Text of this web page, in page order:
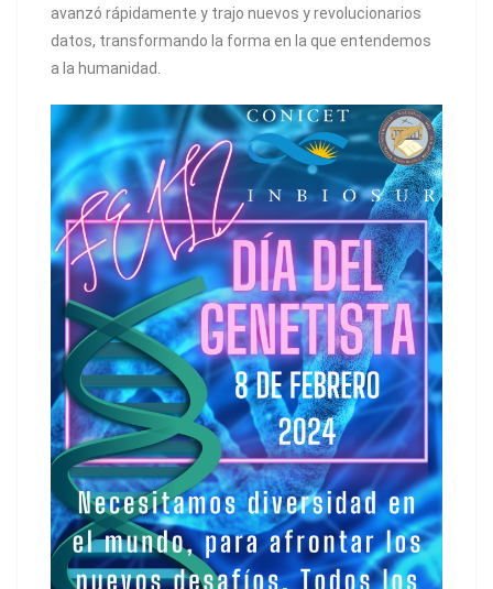
avanzó rápidamente y trajo nuevos y revolucionarios
datos, transformando la forma en la que entendemos
a la humanidad.